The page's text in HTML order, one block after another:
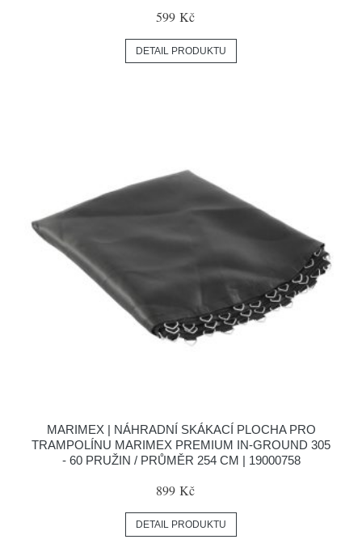
599 Kč
DETAIL PRODUKTU
MARIMEX | NÁHRADNÍ SKÁKACÍ PLOCHA PRO
TRAMPOLÍNU MARIMEX PREMIUM IN-GROUND 305
- 60 PRUŽIN / PRŮMĚR 254 CM | 19000758
899 Kč
DETAIL PRODUKTU